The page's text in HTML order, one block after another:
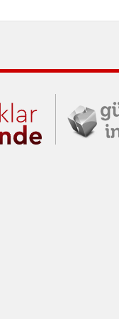
İletişim Merkezi
Çocuklar